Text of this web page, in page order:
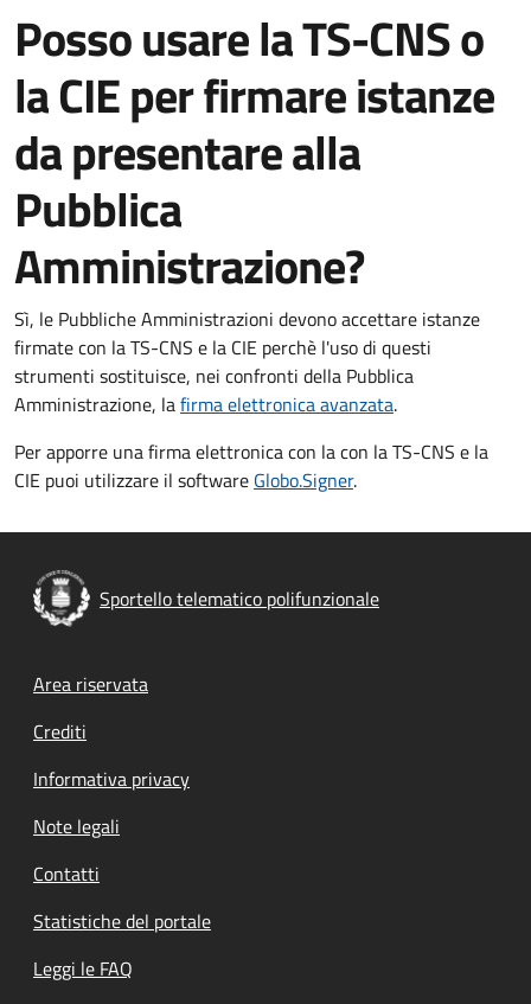
Posso usare la TS-CNS o
la CIE per firmare istanze
da presentare alla
Pubblica
Amministrazione?
Sì, le Pubbliche Amministrazioni devono accettare istanze
firmate con la TS-CNS e la CIE perchè l'uso di questi
strumenti sostituisce, nei confronti della Pubblica
Amministrazione, lafirma elettronica avanzata.
Per apporre una firma elettronica con la con la TS-CNS e la
CIE puoi utilizzare il software Globo.Signer.
Sportello telematico polifunzionale
Footer menu
Area riservata
Crediti
Informativa privacy
Note legali
Contatti
Statistiche del portale
Leggi le FAQ